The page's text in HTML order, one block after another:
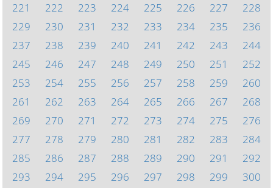
221
222 223 224 225 226 227
228
229
230 231 232 233 234 235
236
237
238 239 240 241 242 243
244
245
246 247 248 249 250 251
252
253
254 255 256 257 258 259
260
261
262 263 264 265 266 267
268
269
270 271 272 273 274 275
276
277
278 279 280 281 282 283
284
285
286 287 288 289 290 291
292
293
294 295 296 297 298 299
300